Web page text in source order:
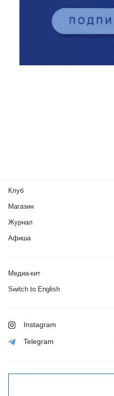
Клуб
Магазин
Журнал
Афиша
Медиа-кит
Switch to English
Instagram
Telegram